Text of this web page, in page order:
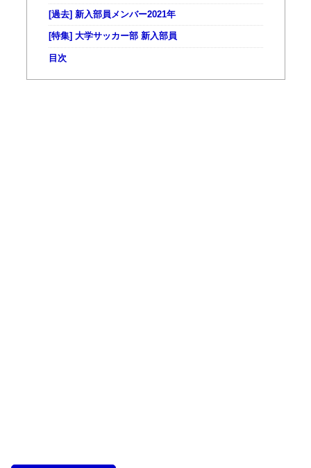
[過去] 新入部員メンバー2021年
[特集] 大学サッカー部 新入部員
目次